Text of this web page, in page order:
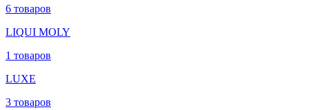
6 товаров
LIQUI MOLY
1 товаров
LUXE
3 товаров